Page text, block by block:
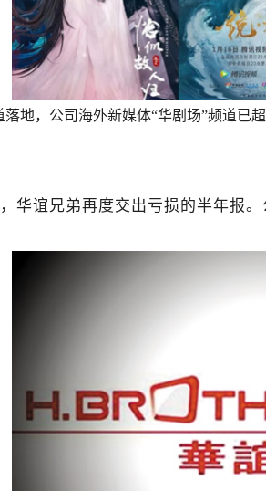
地，公司海外新媒体“华剧场”频道
华谊兄弟再度交出亏损的半年报